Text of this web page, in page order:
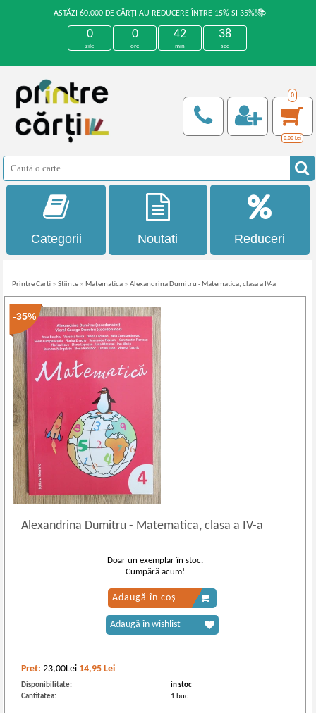
ASTĂZI 60.000 DE CĂRȚI AU REDUCERE ÎNTRE 15% ȘI 35%!📚
0
zile
0
ore
42
min
38
sec
0
0,00 Lei
Categorii Noutati Reduceri
Printre Carti »Stiinte » Matematica »Alexandrina Dumitru - Matematica, clasa a IV-a
-35%
Alexandrina Dumitru- Matematica, clasa a IV-a
Pret:23,00Lei 14,95 Lei
Disponibilitate:
in stoc
Cantitatea:
1 buc
Doar un exemplar în stoc.
Cumpără acum!
Adaugă în coș
Adaugă în wishlist